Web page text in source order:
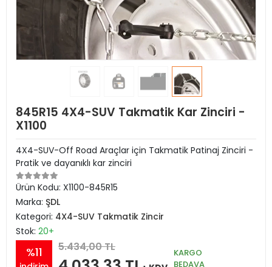
845R15 4X4-SUV Takmatik Kar Zinciri -
X1100
4X4-SUV-Off Road Araçlar için Takmatik Patinaj Zinciri -
Pratik ve dayanıklı kar zinciri
Ürün Kodu: X1100-845R15
Marka: ŞDL
Kategori: 4X4-SUV Takmatik Zincir
Stok: 20+
%11 5.434,00 TL
KARGO
BEDAVA